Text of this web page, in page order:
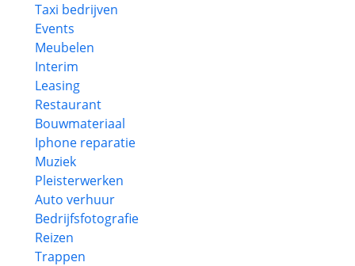
Taxi bedrijven
Events
Meubelen
Interim
Leasing
Restaurant
Bouwmateriaal
Iphone reparatie
Muziek
Pleisterwerken
Auto verhuur
Bedrijfsfotografie
Reizen
Trappen